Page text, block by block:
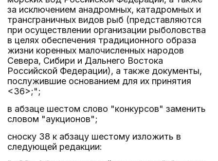
за исключением анадромных, катадромных и
трансграничных видов рыб (представляются
при осуществлении организации рыболовства
в целях обеспечения традиционного образа
жизни коренных малочисленных народов
Севера, Сибири и Дальнего Востока
Российской Федерации), а также документы,
послужившие основанием для их принятия
<36>;";
в абзаце шестом слово "конкурсов" заменить
словом "аукционов";
сноску 38 к абзацу шестому изложить в
следующей редакции: